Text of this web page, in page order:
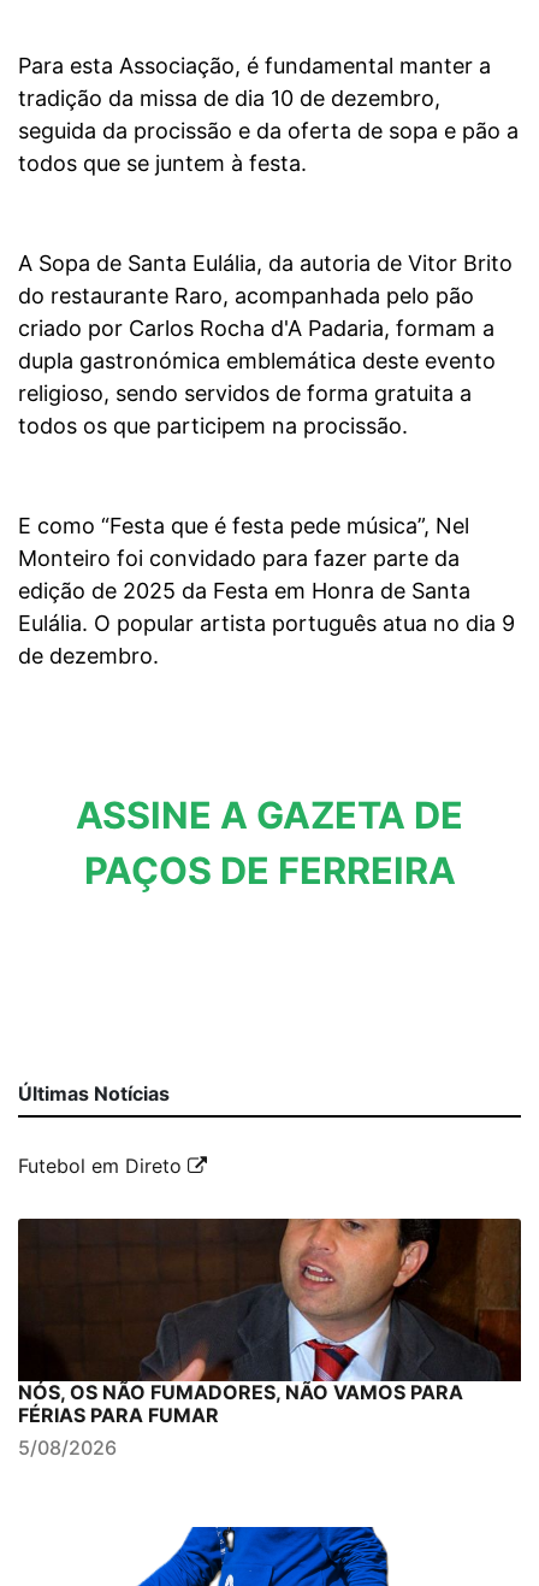
Para esta Associação, é fundamental manter a
tradição da missa de dia 10 de dezembro,
seguida da procissão e da oferta de sopa e pão a
todos que se juntem à festa.
A Sopa de Santa Eulália, da autoria de Vitor Brito
do restaurante Raro, acompanhada pelo pão
criado por Carlos Rocha d'A Padaria, formam a
dupla gastronómica emblemática deste evento
religioso, sendo servidos de forma gratuita a
todos os que participem na procissão.
E como “Festa que é festa pede música”, Nel
Monteiro foi convidado para fazer parte da
edição de 2025 da Festa em Honra de Santa
Eulália. O popular artista português atua no dia 9
de dezembro.
ASSINE A GAZETA DE
PAÇOS DE FERREIRA
Últimas Notícias
Futebol em Direto
NÓS, OS NÃO FUMADORES, NÃO VAMOS PARA
FÉRIAS PARA FUMAR
5/08/2026